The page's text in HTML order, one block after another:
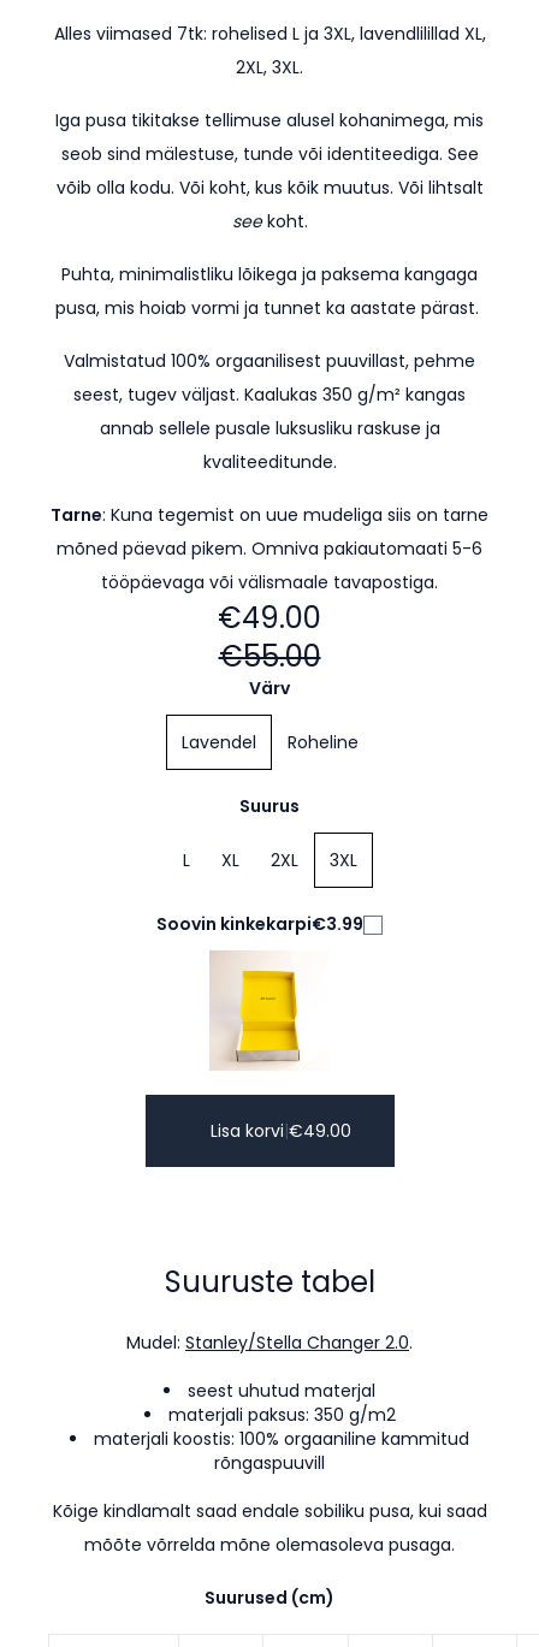
Alles viimased 7tk: rohelised L ja 3XL, lavendlilillad XL,
2XL, 3XL.
Iga pusa tikitakse tellimuse alusel kohanimega, mis
seob sind mälestuse, tunde või identiteediga. See
võib olla kodu. Või koht, kus kõik muutus. Või lihtsalt
seekoht.
Puhta, minimalistliku lõikega ja paksema kangaga
pusa, mis hoiab vormi ja tunnet ka aastate pärast.
Valmistatud 100% orgaanilisest puuvillast, pehme
seest, tugev väljast. Kaalukas 350 g/m² kangas
annab sellele pusale luksusliku raskuse ja
kvaliteeditunde.
Tarne: Kuna tegemist on uue mudeliga siis on tarne
mõned päevad pikem. Omniva pakiautomaati 5-6
tööpäevaga või välismaale tavapostiga.
€49.00
€55.00
Värv
Lavendel Roheline
Suurus
L XL 2XL 3XL
Soovin kinkekarpi€3.99
Lisa korvi|€49.00
Suuruste tabel
Mudel: Stanley/Stella Changer 2.0.
seest uhutud materjal
materjali paksus: 350 g/m2
materjali koostis: 100% orgaaniline kammitud
rõngaspuuvill
Kõige kindlamalt saad endale sobiliku pusa, kui saad
mõõte võrrelda mõne olemasoleva pusaga.
Suurused (cm)